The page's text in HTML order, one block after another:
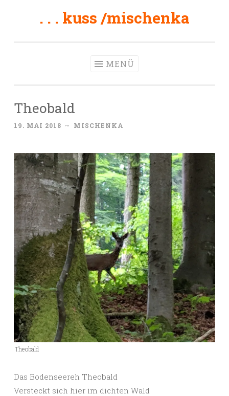
. . . kuss /mischenka
MENÜ
Theobald
19. MAI 2018 ~ MISCHENKA
Theobald
Das Bodenseereh Theobald
Versteckt sich hier im dichten Wald